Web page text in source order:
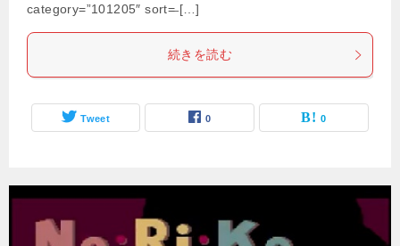
category=”101205″ sort=̶ […]
続きを読む
Tweet 0 0